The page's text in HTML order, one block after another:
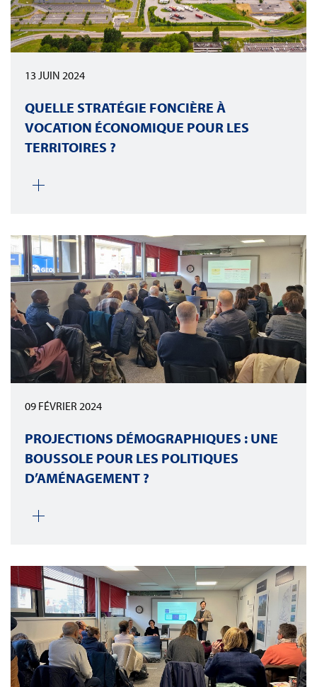
13 JUIN 2024
QUELLE STRATÉGIE FONCIÈRE À
VOCATION ÉCONOMIQUE POUR LES
TERRITOIRES ?
09 FÉVRIER 2024
PROJECTIONS DÉMOGRAPHIQUES : UNE
BOUSSOLE POUR LES POLITIQUES
D’AMÉNAGEMENT ?